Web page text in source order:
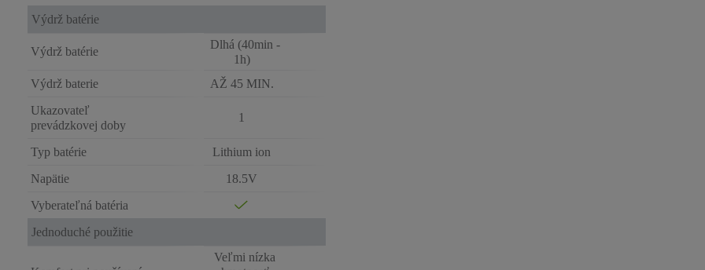
Výdrž batérie
Výdrž batérie
Dlhá (40min -
1h)
Výdrž baterie
AŽ 45 MIN.
Ukazovateľ
prevádzkovej doby
1
Typ batérie
Lithium ion
Napätie
18.5V
Vyberateľná batéria
Jednoduché použitie
Veľmi nízka